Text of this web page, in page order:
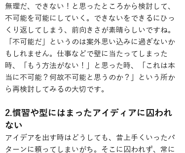
無理だ、できない！と思ったところから検討して、
不可能を可能にしていく。できないをできるにひっ
くり返してしまう、前向きさが素晴らしいですね。
「不可能だ」というのは案外思い込みに過ぎないか
もしれません。仕事などで壁に当たってしまった
時、「もう方法がない！」と思った時、「これは本
当に不可能？何故不可能と思うのか？」という所か
ら再検討してみるの大切です。
2.慣習や型にはまったアイディアに囚われ
ない
アイデアを出す時はどうしても、昔上手くいったパ
ターンに頼ってしまいがち。そこに囚われず、常に